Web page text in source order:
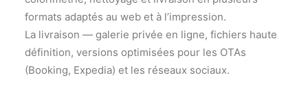
formats adaptés au web et à l’impression.
La livraison — galerie privée en ligne, fichiers haute
définition, versions optimisées pour les OTAs
(Booking, Expedia) et les réseaux sociaux.